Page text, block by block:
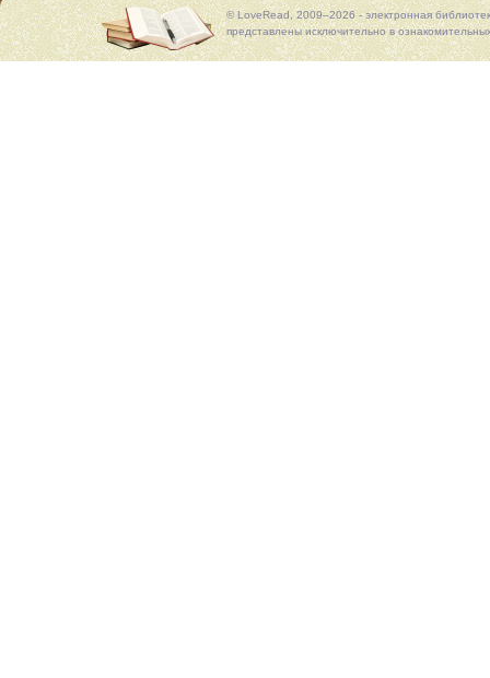
© LoveRead, 2009–2026 - электронная
представлены исключительно в